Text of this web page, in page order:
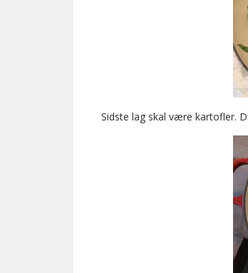
Sidste lag skal være kartofler.